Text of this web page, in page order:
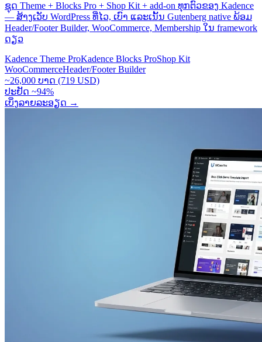
ຊຸດ Theme + Blocks Pro + Shop Kit + add-on ທຸກຕົວຂອງ Kadence
— ສ້າງເວັບ WordPress ທີ່ໄວ, ເບົາ ແລະເນັ້ນ Gutenberg native ພ້ອມ
Header/Footer Builder, WooCommerce, Membership ໃນ framework
ດຽວ
Kadence Theme ProKadence Blocks ProShop Kit
WooCommerceHeader/Footer Builder
~26,000 ບາດ (719 USD)
ປະຢັດ ~94%
ເບິ່ງລາຍລະອຽດ →